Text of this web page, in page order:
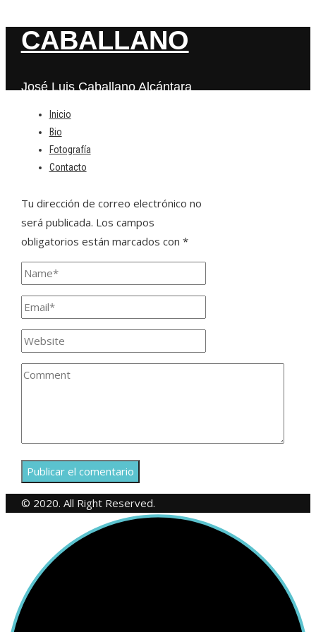
CABALLANO
José Luis Caballano Alcántara
Inicio
Bio
Fotografía
Contacto
Deja una respuesta
Tu dirección de correo electrónico no
será publicada. Los campos
obligatorios están marcados con *
© 2020. All Right Reserved.